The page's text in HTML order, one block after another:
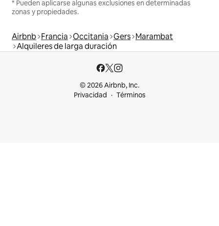
* Pueden aplicarse algunas exclusiones en determinadas
zonas y propiedades.
Airbnb Francia Occitania Gers Marambat
Alquileres de larga duración
© 2026 Airbnb, Inc.
Privacidad
Términos